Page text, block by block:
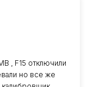
, F15 отключили
но все же